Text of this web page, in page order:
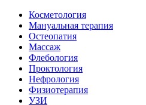
Косметология
Мануальная терапия
Остеопатия
Массаж
Флебология
Проктология
Нефрология
Физиотерапия
УЗИ